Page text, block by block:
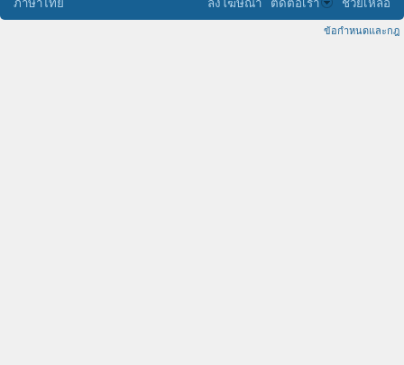
ภาษาไทย ลงโฆษณา ติดต่อเรา ช่วยเหลือ
ข้อกำหนดและกฎ